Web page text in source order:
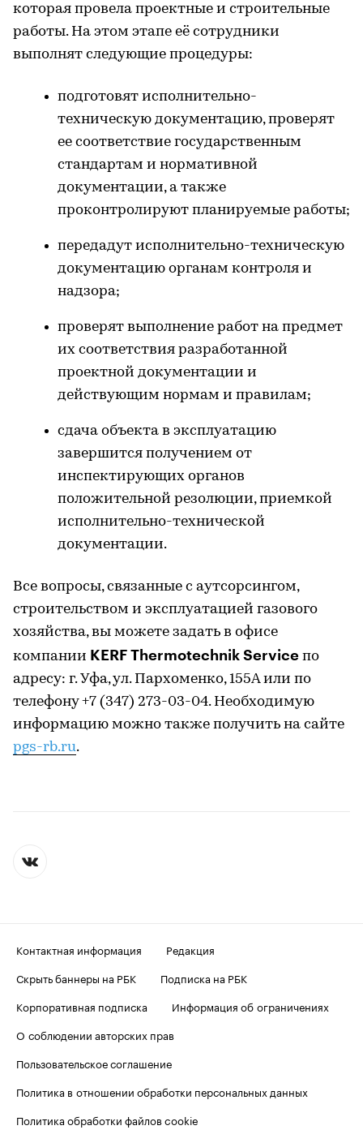
которая провела проектные и строительные
работы. На этом этапе её сотрудники
выполнят следующие процедуры:
подготовят исполнительно-
техническую документацию, проверят
ее соответствие государственным
стандартам и нормативной
документации, а также
проконтролируют планируемые работы;
передадут исполнительно-техническую
документацию органам контроля и
надзора;
проверят выполнение работ на предмет
их соответствия разработанной
проектной документации и
действующим нормам и правилам;
сдача объекта в эксплуатацию
завершится получением от
инспектирующих органов
положительной резолюции, приемкой
исполнительно-технической
документации.
Все вопросы, связанные с аутсорсингом,
строительством и эксплуатацией газового
хозяйства, вы можете задать в офисе
компании KERF Thermotechnik Service по
адресу: г. Уфа, ул. Пархоменко, 155А или по
телефону +7 (347) 273-03-04. Необходимую
информацию можно также получить на сайте
pgs-rb.ru.
Контактная информация
Редакция
Скрыть баннеры на РБК
Подписка на РБК
Корпоративная подписка
Информация об ограничениях
О соблюдении авторских прав
Пользовательское соглашение
Политика в отношении обработки персональных данных
Политика обработки файлов cookie